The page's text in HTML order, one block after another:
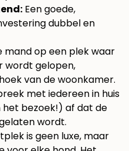
Een goede,
dubbel en
mand op een plek waar
wordt gelopen,
van de woonkamer.
met iedereen in huis
het bezoek!) af dat de
wordt.
is geen luxe, maar